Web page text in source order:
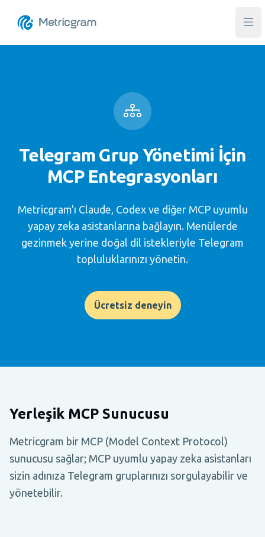
Telegram Grup Yönetimi İçin
MCP Entegrasyonları
Metricgram'ı Claude, Codex ve diğer MCP uyumlu
yapay zeka asistanlarına bağlayın. Menülerde
gezinmek yerine doğal dil istekleriyle Telegram
topluluklarınızı yönetin.
Ücretsiz deneyin
Yerleşik MCP Sunucusu
Metricgram bir MCP (Model Context Protocol)
sunucusu sağlar; MCP uyumlu yapay zeka asistanları
sizin adınıza Telegram gruplarınızı sorgulayabilir ve
yönetebilir.